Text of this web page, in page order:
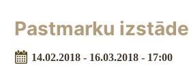
Pastmarku izstāde
14.02.2018 - 16.03.2018 - 17:00